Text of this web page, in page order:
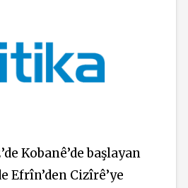
Kobanê’de başlayan
Efrîn’den Cizîrê’ye